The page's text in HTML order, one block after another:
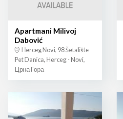
Apartmani Milivoj
Dabović
Herceg Novi, 98 Šetalište
Pet Danica, Herceg - Novi,
Црна Гора